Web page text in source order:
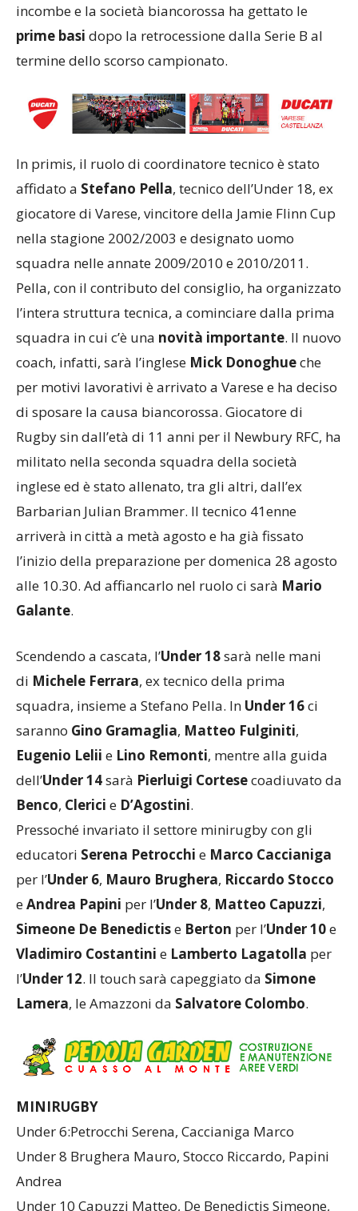
incombe e la società biancorossa ha gettato le
prime basi dopo la retrocessione dalla Serie B al
termine dello scorso campionato.
In primis, il ruolo di coordinatore tecnico è stato
affidato a Stefano Pella, tecnico dell’Under 18, ex
giocatore di Varese, vincitore della Jamie Flinn Cup
nella stagione 2002/2003 e designato uomo
squadra nelle annate 2009/2010 e 2010/2011.
Pella, con il contributo del consiglio, ha organizzato
l’intera struttura tecnica, a cominciare dalla prima
squadra in cui c’è una novità importante. Il nuovo
coach, infatti, sarà l’inglese Mick Donoghueche
per motivi lavorativi è arrivato a Varese e ha deciso
di sposare la causa biancorossa. Giocatore di
Rugby sin dall’età di 11 anni per il Newbury RFC, ha
militato nella seconda squadra della società
inglese ed è stato allenato, tra gli altri, dall’ex
Barbarian Julian Brammer. Il tecnico 41enne
arriverà in città a metà agosto e ha già fissato
l’inizio della preparazione per domenica 28 agosto
alle 10.30. Ad affiancarlo nel ruolo ci sarà Mario
Galante.
Scendendo a cascata, l’Under 18sarà nelle mani
di Michele Ferrara, ex tecnico della prima
squadra, insieme a Stefano Pella. In Under 16ci
saranno Gino Gramaglia, Matteo Fulginiti,
Eugenio Lelii e Lino Remonti, mentre alla guida
dell’Under 14sarà Pierluigi Cortesecoadiuvato da
Benco, Clerici e D’Agostini.
Pressoché invariato il settore minirugby con gli
educatori Serena Petrocchi e Marco Caccianiga
per l’Under 6, Mauro Brughera, Riccardo Stocco
eAndrea Papini per l’Under 8, Matteo Capuzzi,
Simeone De Benedictise Berton per l’Under 10e
Vladimiro Costantini e Lamberto Lagatolla per
l’Under 12. Il touch sarà capeggiato da Simone
Lamera, le Amazzoni da Salvatore Colombo.
MINIRUGBY
Under 6:Petrocchi Serena, Caccianiga Marco
Under 8 Brughera Mauro, Stocco Riccardo, Papini
Andrea
Under 10 Capuzzi Matteo, De Benedictis Simeone,